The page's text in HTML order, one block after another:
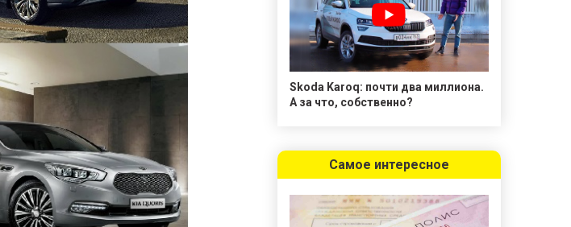
Skoda Karoq: почти два миллиона.
А за что, собственно?
Самое интересное